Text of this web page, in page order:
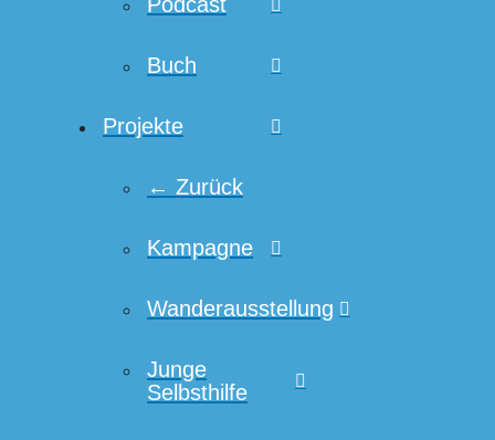
Buch
Projekte
← Zurück
Kampagne
Wanderausstellung
Junge
Selbsthilfe